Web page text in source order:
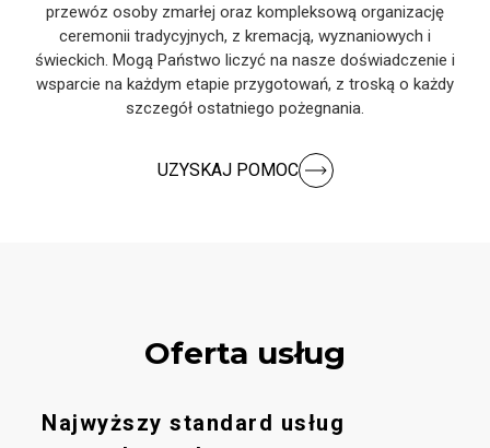
przewóz osoby zmarłej oraz kompleksową organizację
ceremonii tradycyjnych, z kremacją, wyznaniowych i
świeckich. Mogą Państwo liczyć na nasze doświadczenie i
wsparcie na każdym etapie przygotowań, z troską o każdy
szczegół ostatniego pożegnania.
UZYSKAJ POMOC
Oferta usług
Najwyższy standard usług